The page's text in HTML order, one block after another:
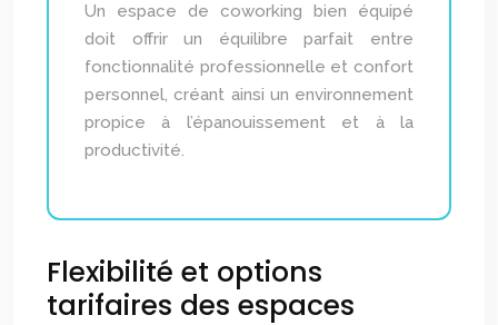
Un espace de coworking bien équipé
doit offrir un équilibre parfait entre
fonctionnalité professionnelle et confort
personnel, créant ainsi un environnement
propice à l’épanouissement et à la
productivité.
Flexibilité et options
tarifaires des espaces